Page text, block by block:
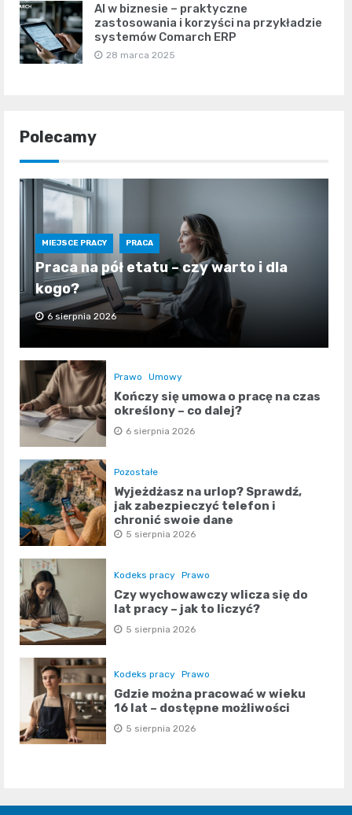
AI w biznesie – praktyczne
zastosowania i korzyści na przykładzie
systemów Comarch ERP
28 marca 2025
Polecamy
MIEJSCE PRACY PRACA
Praca na pół etatu – czy warto i dla
kogo?
6 sierpnia 2026
Prawo Umowy
Kończy się umowa o pracę na czas
określony – co dalej?
6 sierpnia 2026
Pozostałe
Wyjeżdżasz na urlop? Sprawdź,
jak zabezpieczyć telefon i
chronić swoje dane
5 sierpnia 2026
Kodeks pracy Prawo
Czy wychowawczy wlicza się do
lat pracy – jak to liczyć?
5 sierpnia 2026
Kodeks pracy Prawo
Gdzie można pracować w wieku
16 lat – dostępne możliwości
5 sierpnia 2026